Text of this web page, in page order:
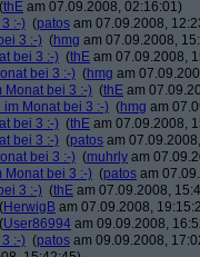
(thE am 07.09.2008, 02:16:01)
:-) (patos am 07.09.2008,
3 :-) (hmg am 07.09.2008,
bei 3 :-) (thE am 07.09.2008,
bei 3 :-) (hmg am
Monat bei 3 :-) (thE am
im Monat bei 3 :-) (hmg am
bei 3 :-) (thE am 07.09.2008,
bei 3 :-) (patos am
bei 3 :-) (muhrly am
Monat bei 3 :-) (patos am
3 :-) (thE am 07.09.2008,
(HerwigB am 07.09.2008,
(User86994 am 09.09.2008,
:-) (patos am 09.09.2008,